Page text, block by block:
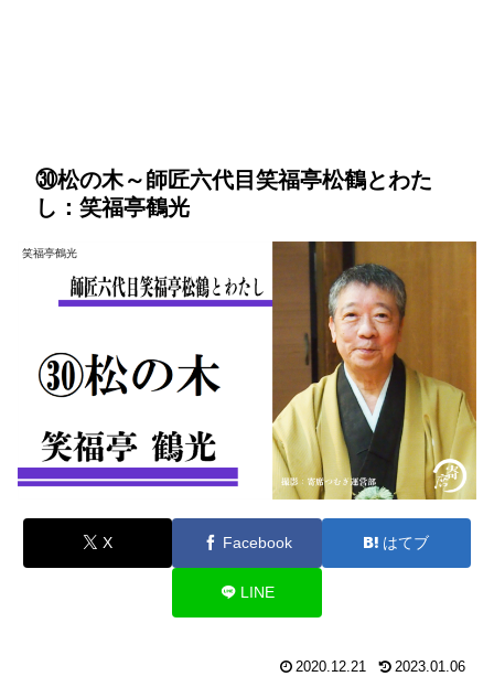
㉚松の木～師匠六代目笑福亭松鶴とわた
し：笑福亭鶴光
笑福亭鶴光
X Facebook はてブ
LINE
2020.12.21 2023.01.06